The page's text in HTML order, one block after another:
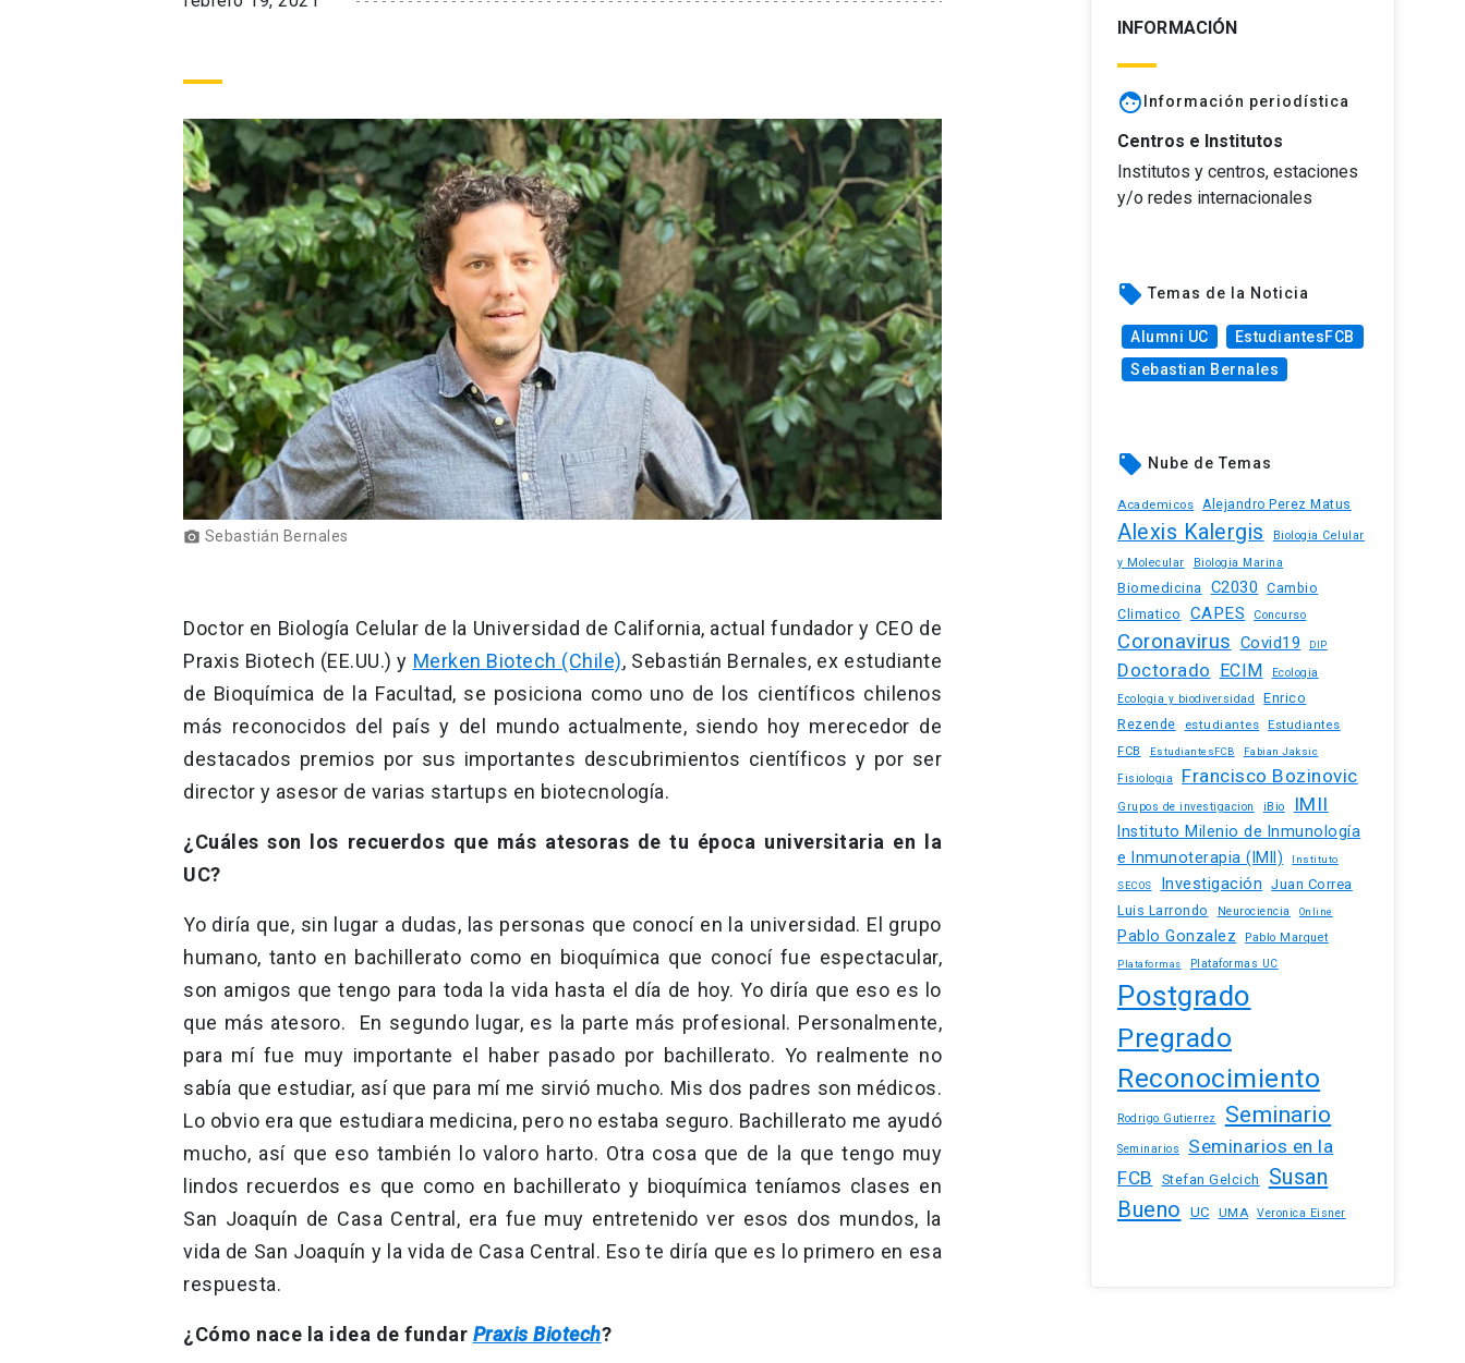
photo_camera Sebastián Bernales
Doctor en Biología Celular de la Universidad de California, actual fundador y CEO de
Praxis Biotech (EE.UU.) y Merken Biotech (Chile), Sebastián Bernales, ex estudiante
de Bioquímica de la Facultad, se posiciona como uno de los científicos chilenos
más reconocidos del país y del mundo actualmente, siendo hoy merecedor de
destacados premios por sus importantes descubrimientos científicos y por ser
director y asesor de varias startups en biotecnología.
¿Cuáles son los recuerdos que más atesoras de tu época universitaria en la
UC?
Yo diría que, sin lugar a dudas, las personas que conocí en la universidad. El grupo
humano, tanto en bachillerato como en bioquímica que conocí fue espectacular,
son amigos que tengo para toda la vida hasta el día de hoy. Yo diría que eso es lo
que más atesoro. En segundo lugar, es la parte más profesional. Personalmente,
para mí fue muy importante el haber pasado por bachillerato. Yo realmente no
sabía que estudiar, así que para mí me sirvió mucho. Mis dos padres son médicos.
Lo obvio era que estudiara medicina, pero no estaba seguro. Bachillerato me ayudó
mucho, así que eso también lo valoro harto. Otra cosa que de la que tengo muy
lindos recuerdos es que como en bachillerato y bioquímica teníamos clases en
San Joaquín de Casa Central, era fue muy entretenido ver esos dos mundos, la
vida de San Joaquín y la vida de Casa Central. Eso te diría que es lo primero en esa
respuesta.
¿Cómo nace la idea de fundar Praxis Biotech?
INFORMACIÓN
face Información periodística
Centros e Institutos
Institutos y centros, estaciones
y/o redes internacionales
local_offer Temas de la Noticia
Alumni UC
EstudiantesFCB
Sebastian Bernales
local_offer Nube de Temas
Academicos Alejandro Perez Matus
Alexis Kalergis
Biologia Celular
y Molecular
Biologia Marina
Biomedicina C2030
Cambio
Climatico
CAPES Concurso
Coronavirus Covid19 DIP
Doctorado ECIM Ecologia
Ecologia y biodiversidad
Enrico
Rezende
estudiantes
Estudiantes
FCB
EstudiantesFCB Fabian Jaksic
Fisiologia Francisco Bozinovic
Grupos de investigacion iBio IMII
Instituto Milenio de Inmunología
e Inmunoterapia (IMII)
Instituto
SECOS Investigación
Juan Correa
Luis Larrondo
Neurociencia Online
Pablo Gonzalez Pablo Marquet
Plataformas Plataformas UC
Postgrado
Pregrado
Reconocimiento
Rodrigo Gutierrez Seminario
Seminarios
Seminarios en la
FCB
Stefan Gelcich
Susan
Bueno
UC UMA Veronica Eisner